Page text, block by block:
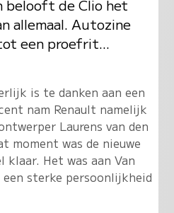
belooft de Clio het
allemaal. Autozine
een proefrit...
is te danken aan een
nam Renault namelijk
Laurens van den
moment was de nieuwe
klaar. Het was aan Van
sterke persoonlijkheid